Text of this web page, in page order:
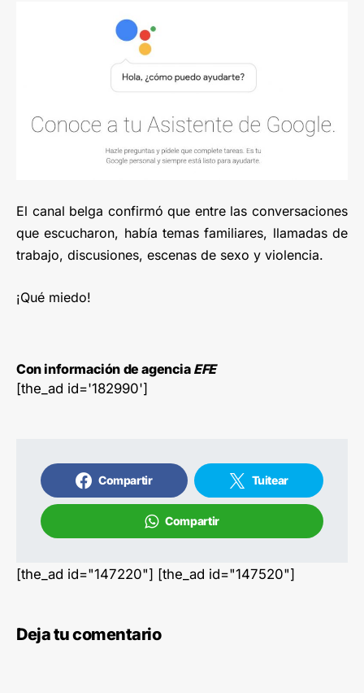
El canal belga confirmó que entre las conversaciones
que escucharon, había temas familiares, llamadas de
trabajo, discusiones, escenas de sexo y violencia.
¡Qué miedo!
Con información de agencia EFE
[the_ad id='182990']
Compartir Tuitear
Compartir
[the_ad id="147220"] [the_ad id="147520"]
Deja tu comentario